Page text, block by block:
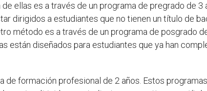
ellas es a través de un programa de pregrado de 3
dirigidos a estudiantes que no tienen un título de
método es a través de un programa de posgrado
están diseñados para estudiantes que ya han
formación profesional de 2 años. Estos